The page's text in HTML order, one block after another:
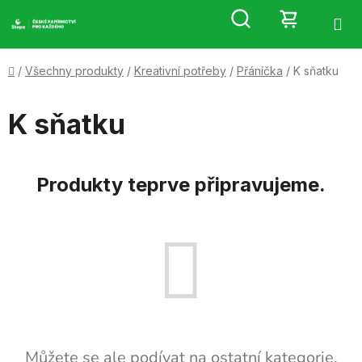
na
Hledat
KOŠÍK
Domů
/ Všechny produkty / Kreativní potřeby / Přáníčka / K sňatku
K sňatku
Produkty teprve připravujeme.